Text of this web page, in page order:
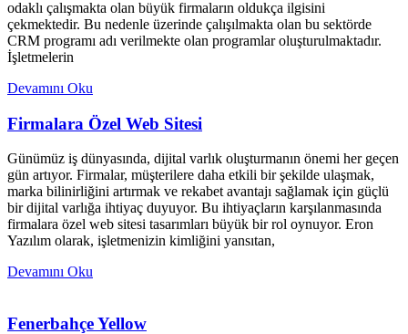
odaklı çalışmakta olan büyük firmaların oldukça ilgisini
çekmektedir. Bu nedenle üzerinde çalışılmakta olan bu sektörde
CRM programı adı verilmekte olan programlar oluşturulmaktadır.
İşletmelerin
Devamını Oku
Firmalara Özel Web Sitesi
Günümüz iş dünyasında, dijital varlık oluşturmanın önemi her geçen
gün artıyor. Firmalar, müşterilere daha etkili bir şekilde ulaşmak,
marka bilinirliğini artırmak ve rekabet avantajı sağlamak için güçlü
bir dijital varlığa ihtiyaç duyuyor. Bu ihtiyaçların karşılanmasında
firmalara özel web sitesi tasarımları büyük bir rol oynuyor. Eron
Yazılım olarak, işletmenizin kimliğini yansıtan,
Devamını Oku
Fenerbahçe Yellow